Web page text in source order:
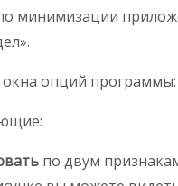
минимизации
опций
по двум